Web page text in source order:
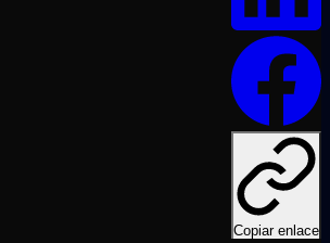
Copiar enlace